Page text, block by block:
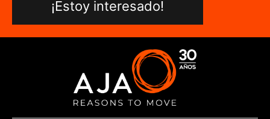
¡Estoy interesado!